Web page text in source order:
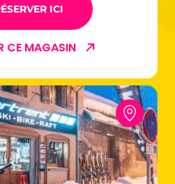
ICI
CE MAGASIN